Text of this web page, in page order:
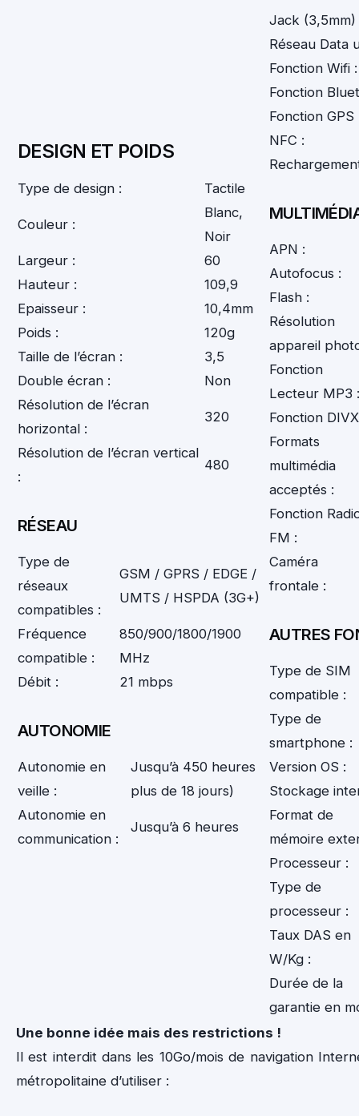
DESIGN ET POIDS
Type de design : Tactile
Couleur :
Blanc,
Noir
Largeur :
60
Hauteur :
109,9
Epaisseur :
10,4mm
Poids :
120g
Taille de l’écran :
3,5
Double écran :
Non
Résolution de l’écran
horizontal :
320
Résolution de l’écran vertical
:
480
RÉSEAU
Type de
réseaux
compatibles :
GSM / GPRS / EDGE /
UMTS / HSPDA (3G+)
Fréquence
compatible :
850/900/1800/1900
MHz
Débit :
21 mbps
AUTONOMIE
Autonomie en
veille :
Jusqu’à 450 heures
plus de 18 jours)
Autonomie en
communication :
Jusqu’à 6 heures
Jack (3,5mm)
Réseau Data
Fonction Wifi :
Fonction
Fonction GPS
NFC :
APN :
Autofocus :
Flash :
Résolution
appareil
Fonction
Lecteur MP3 :
Fonction
Formats
multimédia
acceptés :
Fonction
FM :
Caméra
frontale :
AUTRES
Type de SIM
compatible :
Type de
smartphone :
Version OS :
Stockage
Format de
mémoire
Processeur :
Type de
processeur :
Taux DAS en
W/Kg :
Durée de la
garantie en
Une bonne idée mais des restrictions !
Il est interdit dans les 10Go/mois de navigation
métropolitaine d’utiliser :